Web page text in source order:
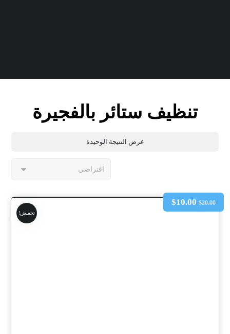
تنظيف ستائر بالفجيرة
عرض النتيجة الوحيدة
تخفيض!
$20.00
$10.00